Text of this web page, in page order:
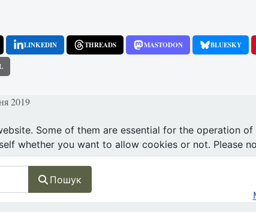
Пошук
LINKEDIN THREADS MASTODON BLUESKY
2019
Акушерки та медсестри підтримали лікарів у протесті проти
Some of them are essential for the operation
whether you want to allow cookies or not. Please